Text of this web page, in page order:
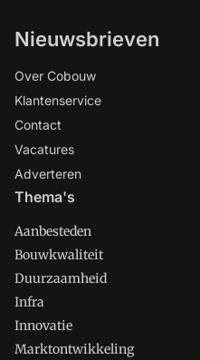
Nieuwsbrieven
Over Cobouw
Klantenservice
Contact
Vacatures
Adverteren
Thema's
Aanbesteden
Bouwkwaliteit
Duurzaamheid
Infra
Innovatie
Marktontwikkeling